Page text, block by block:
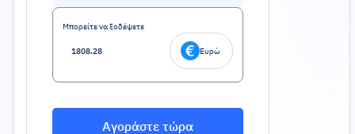
Μπορείτε να ξοδέψετε
Ευρώ
Αγοράστε τώρα